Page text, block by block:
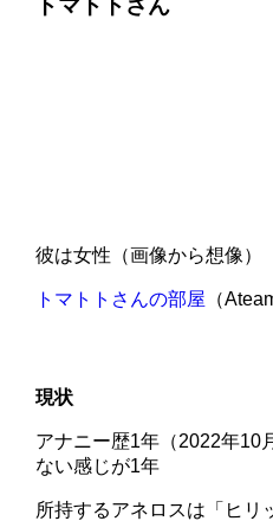
トマトトさん
彼は女性（画像から想像）
トマトトさんの部屋 （
現状
アナニー歴1年（2022年10
ない感じが1年
所持するアネロスは「ヒリ